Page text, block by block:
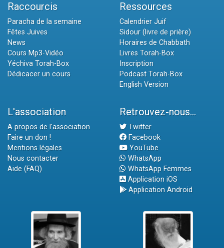
Raccourcis
Paracha de la semaine
Fêtes Juives
News
Cours Mp3-Vidéo
Yéchiva Torah-Box
Dédicacer un cours
Ressources
Calendrier Juif
Sidour (livre de prière)
Horaires de Chabbath
Livres Torah-Box
Inscription
Podcast Torah-Box
English Version
L'association
A propos de l'association
Faire un don !
Mentions légales
Nous contacter
Aide (FAQ)
Retrouvez-nous...
Twitter
Facebook
YouTube
WhatsApp
WhatsApp Femmes
Application iOS
Application Android